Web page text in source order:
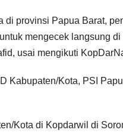
di provinsi Papua Barat,
mengecek langsung
usai mengikuti
Kabupaten/Kota, PSI
Kota di Kopdarwil di